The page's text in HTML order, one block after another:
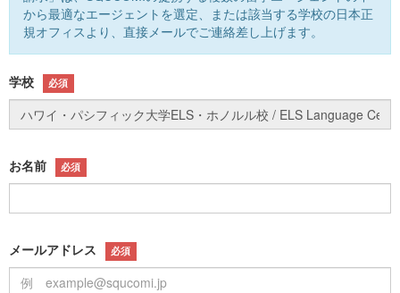
から最適なエージェントを選定、または該当する学校の日本正
規オフィスより、直接メールでご連絡差し上げます。
学校 必須
お名前 必須
メールアドレス 必須